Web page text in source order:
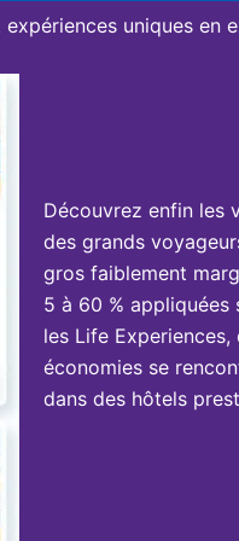
uniques en
Découvrez enfin les
des grands
gros faiblement
5 à 60 %
les Life
économies se
dans des hôtels